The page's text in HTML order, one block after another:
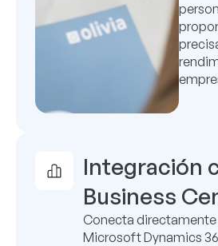
Integración
Business
Conecta
Microsoft Dynamics